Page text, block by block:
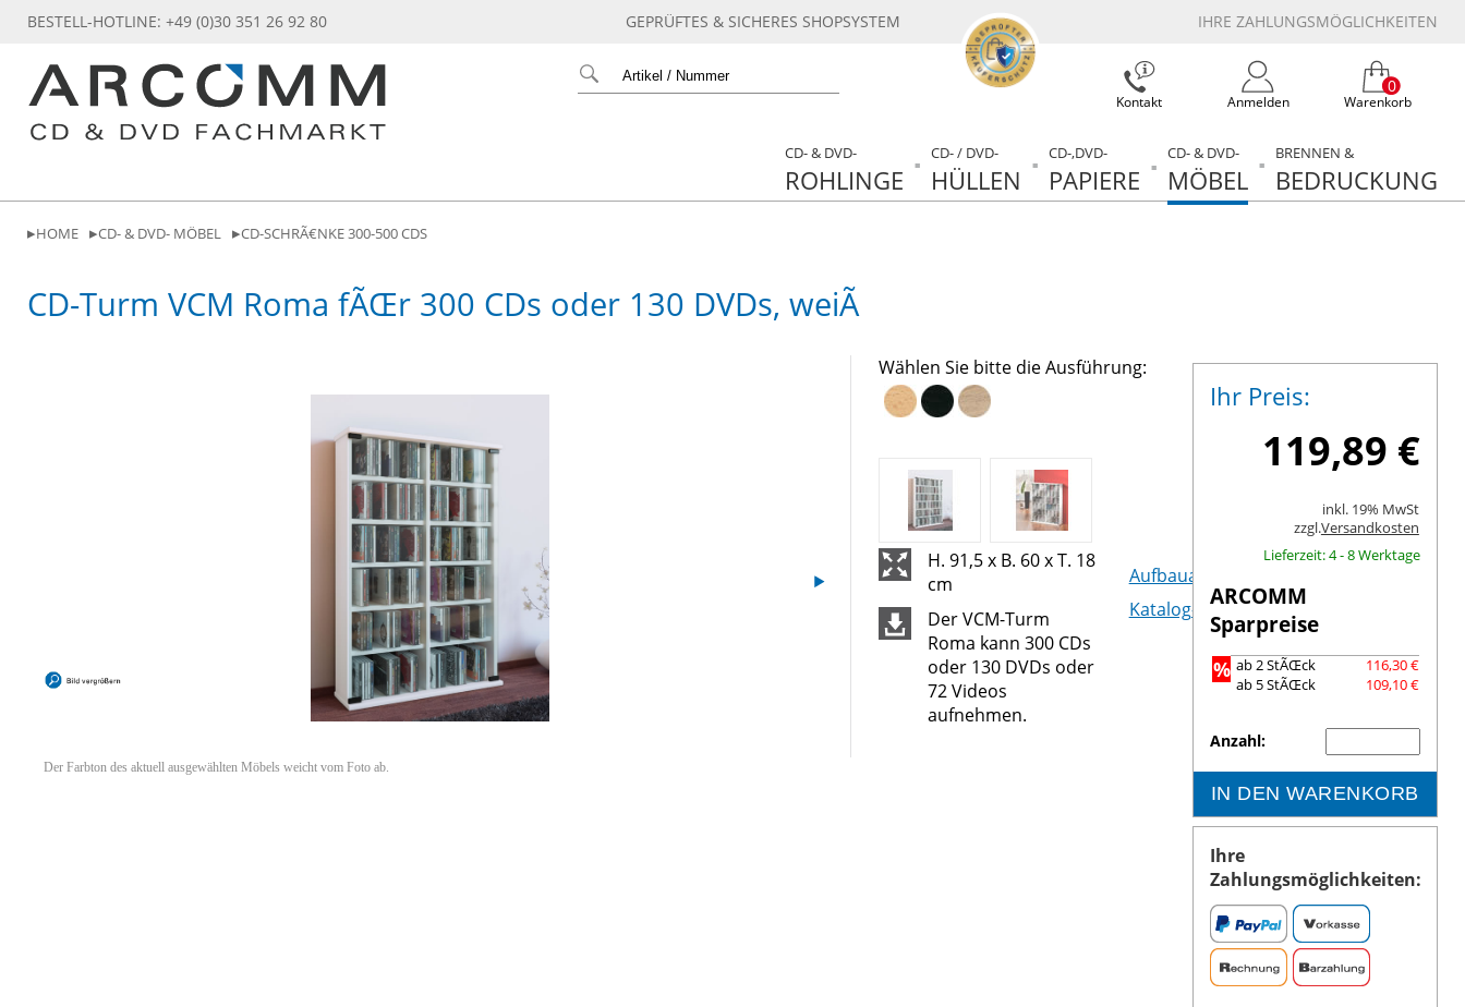
BESTELL-HOTLINE: +49 (0)30 351 26 92 80 GEPRÜFTES & SICHERES SHOPSYSTEM IHRE ZAHLUNGSMÖGLICHKEITEN
0
Warenkorb
Anmelden
Kontakt
CD- & DVD-
ROHLINGE
CD- / DVD-
HÜLLEN
CD-,DVD-
PAPIERE
CD- & DVD-
MÖBEL
BRENNEN &
BEDRUCKUNG
HOME CD- & DVD- MÖBEL CD-SCHRÃ€NKE 300-500 CDS
CD-Turm VCM Roma fÃŒr 300 CDs oder 130 DVDs, weiÃ
Der Farbton des aktuell ausgewählten Möbels weicht vom Foto ab.
Wählen Sie bitte die Ausführung:
H. 91,5 x B. 60 x T. 18
cm
Der VCM-Turm
Roma kann 300 CDs
oder 130 DVDs oder
72 Videos
aufnehmen.
Aufbauanleitung (PDF)
Katalog-Seite (PDF)
Ihr Preis:
119,89 €
inkl. 19% MwSt
zzgl.Versandkosten
Lieferzeit: 4 - 8 Werktage
ARCOMM
Sparpreise
% ab 2 StÃŒck
116,30 €
ab 5 StÃŒck
109,10 €
Anzahl:
IN DEN WARENKORB
Ihre
Zahlungsmöglichkeiten: